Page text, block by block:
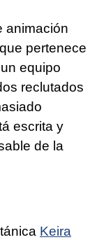
animación
pertenece
equipo
reclutados
escrita y
de la
Keira